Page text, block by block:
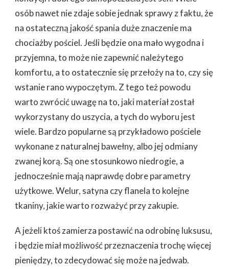
POŚCIEL
osób nawet nie zdaje sobie jednak sprawy z faktu, że
na ostateczną jakość spania duże znaczenie ma
chociażby pościel. Jeśli będzie ona mało wygodna i
przyjemna, to może nie zapewnić należytego
komfortu, a to ostatecznie się przełoży na to, czy się
wstanie rano wypoczętym. Z tego też powodu
warto zwrócić uwagę na to, jaki materiał został
wykorzystany do uszycia, a tych do wyboru jest
wiele. Bardzo popularne są przykładowo pościele
wykonane z naturalnej bawełny, albo jej odmiany
zwanej korą. Są one stosunkowo niedrogie, a
jednocześnie mają naprawdę dobre parametry
użytkowe. Welur, satyna czy flanela to kolejne
tkaniny, jakie warto rozważyć przy zakupie.
A jeżeli ktoś zamierza postawić na odrobinę luksusu,
i będzie miał możliwość przeznaczenia trochę więcej
pieniędzy, to zdecydować się może na jedwab.